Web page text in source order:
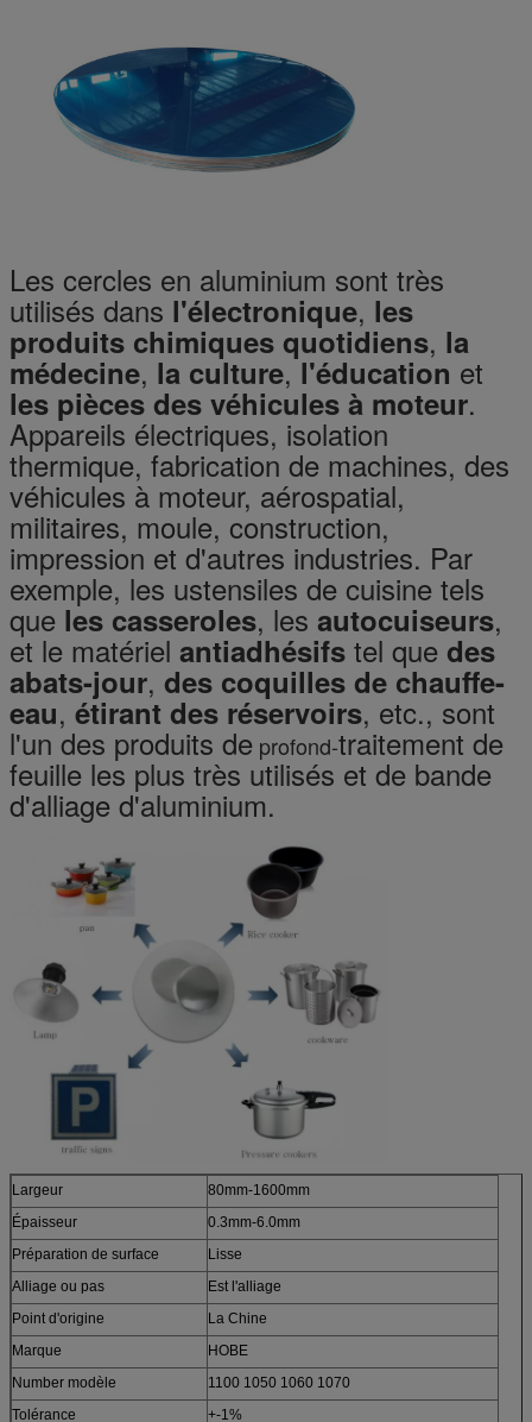
Les cercles en aluminium sont très
utilisés dans l'électronique, les
produits chimiques quotidiens, la
médecine, la culture,l'éducation et
les pièces des véhicules à moteur.
Appareils électriques, isolation
thermique, fabrication de machines, des
véhicules à moteur, aérospatial,
militaires, moule, construction,
impression et d'autres industries. Par
exemple, les ustensiles de cuisine tels
que les casseroles, les autocuiseurs,
et le matériel antiadhésifs tel que des
abats-jour, des coquilles de chauffe-
eau, étirant des réservoirs, etc., sont
l'un des produits de profond-traitement de
feuille les plus très utilisés et de bande
d'alliage d'aluminium.
Largeur
80mm-1600mm
Épaisseur
0.3mm-6.0mm
Préparation de surface
Lisse
Alliage ou pas
Est l'alliage
Point d'origine
La Chine
Marque
HOBE
Number modèle
1100 1050 1060 1070
Tolérance
+-1%